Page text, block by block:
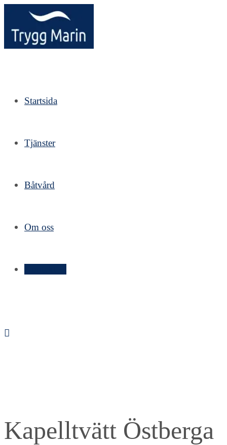
Hoppa
till
innehållet
Startsida
Tjänster
Båtvård
Om oss
Kapelltvätt Östberga